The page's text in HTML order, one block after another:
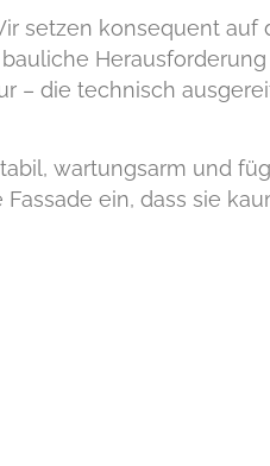
setzen konsequent auf
– die technisch
wartungsarm und
ein, dass sie